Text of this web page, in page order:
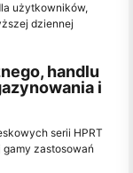
użytkowników,
dziennej
handlu
i
serii HPRT
gamy zastosowań